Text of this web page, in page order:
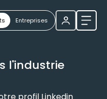
Entreprises
l'industrie